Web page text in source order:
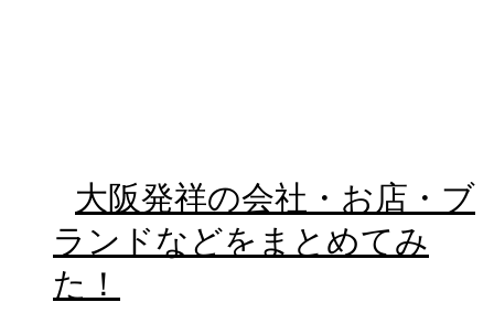
大阪発祥の会社・お店・ブ
ランドなどをまとめてみ
た！